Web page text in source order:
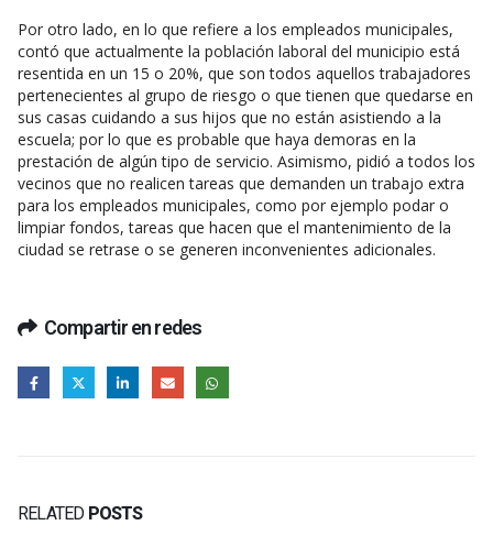
Por otro lado, en lo que refiere a los empleados municipales,
contó que actualmente la población laboral del municipio está
resentida en un 15 o 20%, que son todos aquellos trabajadores
pertenecientes al grupo de riesgo o que tienen que quedarse en
sus casas cuidando a sus hijos que no están asistiendo a la
escuela; por lo que es probable que haya demoras en la
prestación de algún tipo de servicio. Asimismo, pidió a todos los
vecinos que no realicen tareas que demanden un trabajo extra
para los empleados municipales, como por ejemplo podar o
limpiar fondos, tareas que hacen que el mantenimiento de la
ciudad se retrase o se generen inconvenientes adicionales.
Compartir en redes
RELATED POSTS